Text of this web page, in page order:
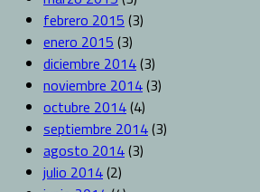
febrero 2015 (3)
enero 2015 (3)
diciembre 2014(3)
noviembre 2014(3)
octubre 2014(4)
septiembre 2014(3)
agosto 2014(3)
julio 2014(2)